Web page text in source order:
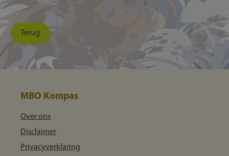
Terug
MBO Kompas
Over ons
Disclaimer
Privacyverklaring